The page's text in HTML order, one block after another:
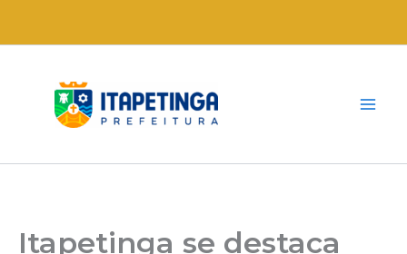
conteúdo
Itapetinga se destaca